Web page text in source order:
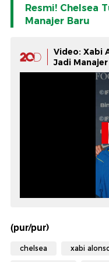
Resmi! Chelsea
Manajer Baru
Video: Xabi
Jadi
(pur/pur)
chelsea xabi